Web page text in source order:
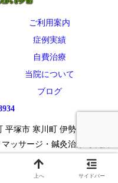
ご利用案内
症例実績
自費治療
当院について
ブログ
塚市 寒川町 伊勢原市 秦野
ッサージ・鍼灸治療 小児障
Reserved.
上へ サイドバー